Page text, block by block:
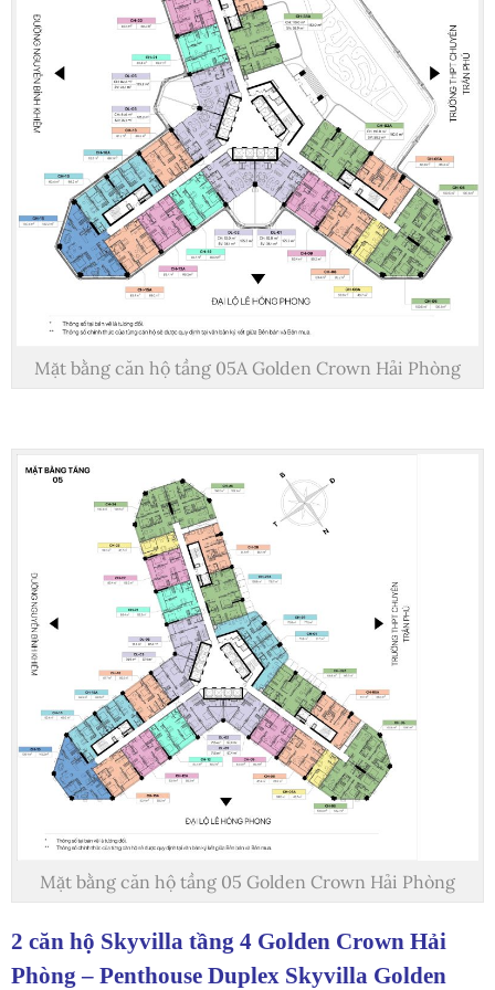
Mặt bằng căn hộ tầng 05A Golden Crown Hải Phòng
Mặt bằng căn hộ tầng 05 Golden Crown Hải Phòng
2 căn hộ Skyvilla tầng 4 Golden Crown Hải
Phòng – Penthouse Duplex Skyvilla Golden